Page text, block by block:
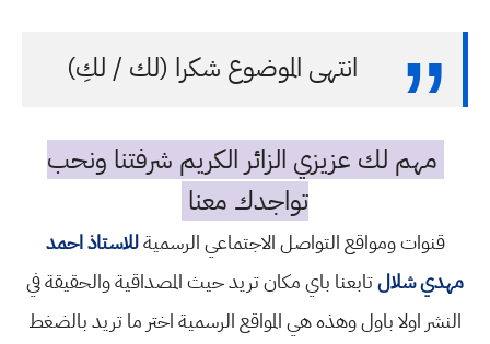
انتهى الموضوع شكرا (لك / لكِ)
مهم لك عزيزي الزائر الكريم شرفتنا ونحب
تواجدك معنا
قنوات ومواقع التواصل الاجتماعي الرسميةللاستاذ احمد
مهدي شلالتابعنا باي مكان تريد حيث المصداقية والحقيقة في
النشر اولا باول وهذه هي المواقع الرسمية اختر ما تريد بالضغط